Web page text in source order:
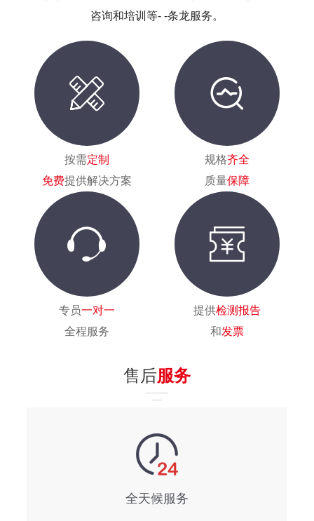
咨询和培训等- -条龙服务。
按需定制
免费提供解决方案
规格齐全
质量保障
专员一对一
全程服务
提供检测报告
和发票
售后服务
全天候服务